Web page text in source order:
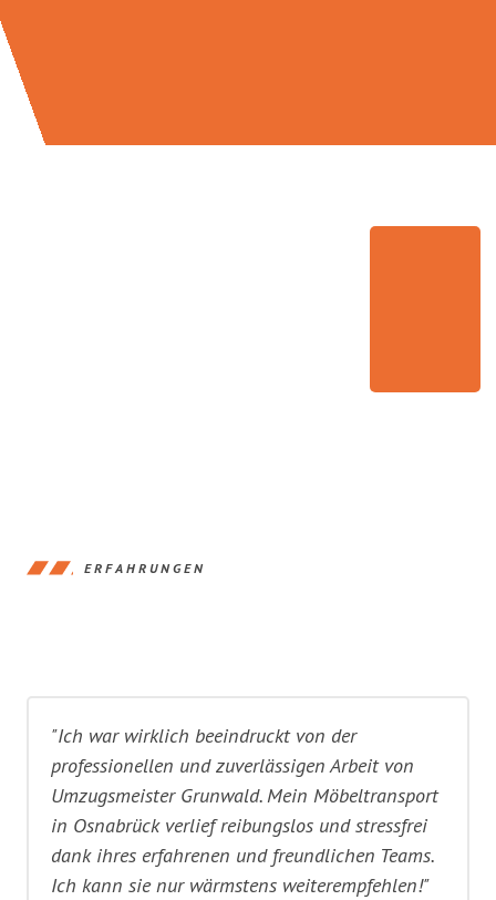
ERFAHRUNGEN
"Ich war wirklich beeindruckt von der
professionellen und zuverlässigen Arbeit von
Umzugsmeister Grunwald. Mein Möbeltransport
in Osnabrück verlief reibungslos und stressfrei
dank ihres erfahrenen und freundlichen Teams.
Ich kann sie nur wärmstens weiterempfehlen!"